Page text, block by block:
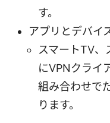
す。
アプリとデバイ
スマートTV、
にVPNクライ
組み合わせで
ります。